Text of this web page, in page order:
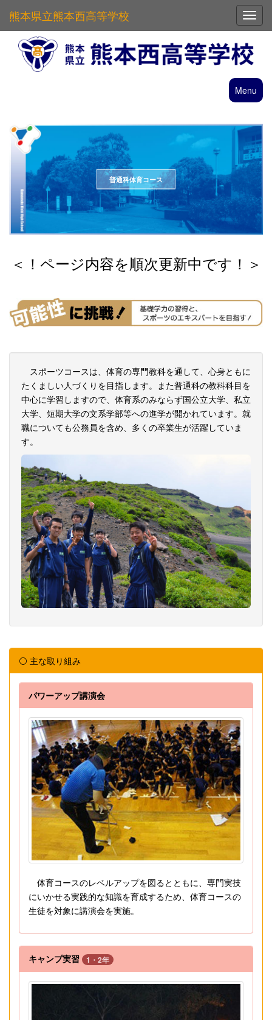
熊本県立熊本西高等学校
Menu
普通科体育コース
＜！ページ内容を順次更新中です！＞
スポーツコースは、体育の専門教科を通して、心身ともに
たくましい人づくりを目指します。また普通科の教科科目を
中心に学習しますので、体育系のみならず国公立大学、私立
大学、短期大学の文系学部等への進学が開かれています。就
職についても公務員を含め、多くの卒業生が活躍していま
す。
⚪ 主な取り組み
パワーアップ講演会
体育コースのレベルアップを図るとともに、専門実技
にいかせる実践的な知識を育成するため、体育コースの
生徒を対象に講演会を実施。
キャンプ実習 1・2年